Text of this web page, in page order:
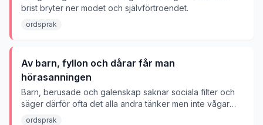
brist bryter ner modet och självförtroendet.
ordsprak
Av barn, fyllon och dårar får man
hörasanningen
Barn, berusade och galenskap saknar sociala filter och
säger därför ofta det alla andra tänker men inte vågar
säga.
ordsprak